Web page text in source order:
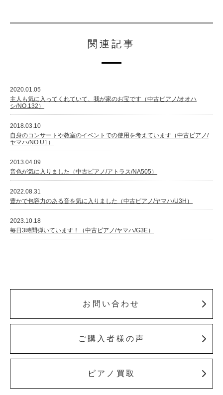
関連記事
2020.01.05
主人も気に入ってくれていて、我が家のお宝です（中古ピアノ/オオハ
シ/NO.132）
2018.03.10
自身のコンサートや教室のイベントでの使用を考えています（中古ピアノ/
ヤマハ/NO.U1）
2013.04.09
音色が気に入りました（中古ピアノ/アトラス/NA505）
2022.08.31
豊かで包容力のある音を気に入りました（中古ピアノ/ヤマハ/U3H）
2023.10.18
毎日3時間弾いています！（中古ピアノ/ヤマハ/G3E）
お問い合わせ
ご購入者様の声
ピアノ買取